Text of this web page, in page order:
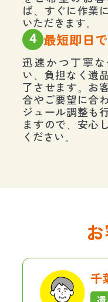
ば、すぐに作業
いただきます。
4 最短即日
迅速かつ丁寧
い、負担なく遺
了させます。お
合やご要望に合
ジュール調整も
ますので、安心
ください。
千